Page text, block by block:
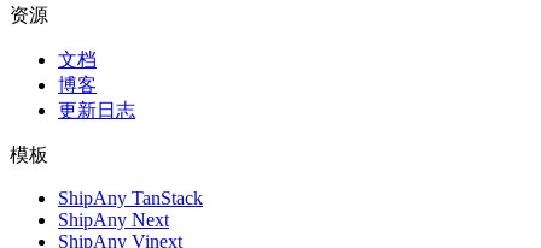
资源
文档
博客
更新日志
模板
ShipAny TanStack
ShipAny Next
ShipAny Vinext